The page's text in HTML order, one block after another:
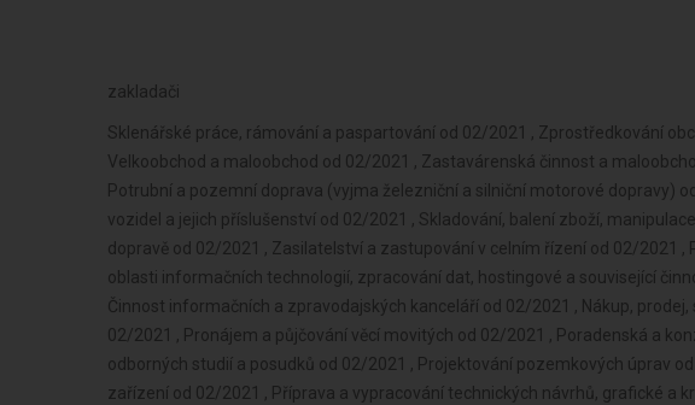
zakladači
Sklenářské práce, rámování a paspartování od 02/2021 , Zprostředkování obchodu a služeb od 02/2021 , Velkoobchod a maloobchod od 02/2021 , Zastavárenská činnost a maloobchod s použitým zbožím od 02/2021 , Potrubní a pozemní doprava (vyjma železniční a silniční motorové dopravy) od 02/2021 , Údržba motorových vozidel a jejich příslušenství od 02/2021 , Skladování, balení zboží, manipulace s nákladem a technické činnosti v dopravě od 02/2021 , Zasilatelství a zastupování v celním řízení od 02/2021 , Poskytování software, poradenství v oblasti informačních technologií, zpracování dat, hostingové a související činnosti a webové portály od 02/2021 , Činnost informačních a zpravodajských kanceláří od 02/2021 , Nákup, prodej, správa a údržba nemovitostí od 02/2021 , Pronájem a půjčování věcí movitých od 02/2021 , Poradenská a konzultační činnost, zpracování odborných studií a posudků od 02/2021 , Projektování pozemkových úprav od 02/2021 , Projektování elektrických zařízení od 02/2021 , Příprava a vypracování technických návrhů, grafické a kresličské práce od 02/2021 , Výzkum a vývoj v oblasti přírodních a technických věd nebo společenských věd od 02/2021 , Testování, měření, analýzy a kontroly od 02/2021 , Reklamní činnost, marketing, mediální zastoupení od 02/2021 , Návrhářská, designérská, aranžérská činnost a modeling od 02/2021 , Fotografické služby od 02/2021 , Překladatelská a tlumočnická činnost od 02/2021 , Služby v oblasti administrativní správy a služby organizačně hospodářské povahy od 02/2021 , Provozování cestovní agentury a průvodcovská činnost v oblasti cestovního ruchu od 02/2021 , Provozování kulturních, kulturně-vzdělávacích a zábavních zařízení, pořádání kulturních produkcí, zábav, výstav, veletrhů, přehlídek, prodejních a obdobných akcí od 02/2021 , Mimoškolní výchova a vzdělávání, pořádání kurzů, školení, včetně lektorské činnosti od 02/2021 , Provozování tělovýchovných a sportovních zařízení a organizování sportovní činnosti od 02/2021 , Poskytování služeb pro zemědělství, zahradnictví, rybníkářství, lesnictví a myslivost od 02/2021 , Činnost odborného lesního hospodáře a vyhotovování lesních hospodářských plánů a osnov od 02/2021 , Praní pro domácnost, žehlení, opravy a údržba oděvů, bytového textilu a osobního zboží od 02/2021 , Diagnostická, zkušební a poradenská činnost v ochraně rostlin a ošetřování rostlin, rostlinných produktů, objektů a půdy proti škodlivým organismům přípravky na ochranu rostlin nebo biocidními přípravky od 02/2021 , Poskytování technických služeb od 02/2021 , Opravy a údržba potřeb pro domácnost, předmětů kulturní povahy, výrobků jemné mechaniky, optických přístrojů a měřidel od 02/2021 , Nakládání s reprodukčním materiálem lesních dřevin od 02/2021 , Poskytování služeb osobního charakteru a pro osobní hygienu od 02/2021 , Chov zvířat a jejich výcvik (s výjimkou živočišné výroby) od 02/2021 , Poskytování služeb pro rodinu a